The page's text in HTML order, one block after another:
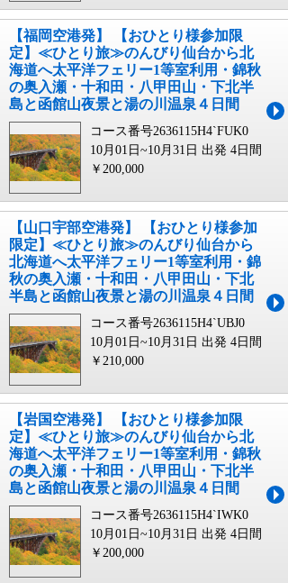
【福岡空港発】 【おひとり様参加限
定】≪ひとり旅≫のんびり仙台から北
海道へ太平洋フェリー1等室利用・錦秋
の奥入瀬・十和田・八甲田山・下北半
島と函館山夜景と湯の川温泉４日間
コース番号2636115H4`FUK0
10月01日~10月31日 出発 4日間
￥200,000
【山口宇部空港発】 【おひとり様参加
限定】≪ひとり旅≫のんびり仙台から
北海道へ太平洋フェリー1等室利用・錦
秋の奥入瀬・十和田・八甲田山・下北
半島と函館山夜景と湯の川温泉４日間
コース番号2636115H4`UBJ0
10月01日~10月31日 出発 4日間
￥210,000
【岩国空港発】 【おひとり様参加限
定】≪ひとり旅≫のんびり仙台から北
海道へ太平洋フェリー1等室利用・錦秋
の奥入瀬・十和田・八甲田山・下北半
島と函館山夜景と湯の川温泉４日間
コース番号2636115H4`IWK0
10月01日~10月31日 出発 4日間
￥200,000